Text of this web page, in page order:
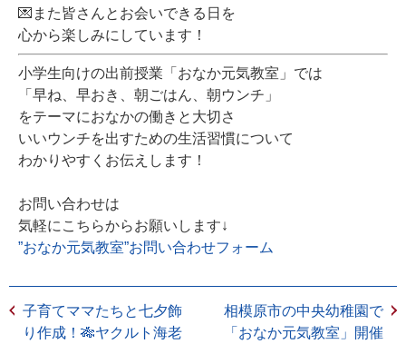
💌また皆さんとお会いできる日を
心から楽しみにしています！
小学生向けの出前授業「 おなか元気教室 」では
「 早ね、早おき、朝ごはん、朝ウンチ 」
をテーマにおなかの働きと大切さ
いいウンチを出すための生活習慣について
わかりやすくお伝えします！
お問い合わせは
気軽にこちらからお願いします↓
”おなか元気教室”お問い合わせフォーム
子育てママたちと七夕飾
り作成！🎋ヤクルト海老
相模原市の中央幼稚園で
「おなか元気教室」開催